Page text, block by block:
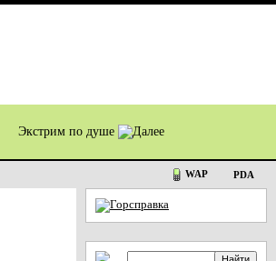
Экстрим по душе
WAP PDA